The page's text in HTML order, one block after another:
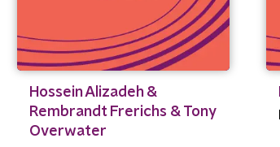
Hossein Alizadeh &
Rembrandt Frerichs & Tony
Overwater